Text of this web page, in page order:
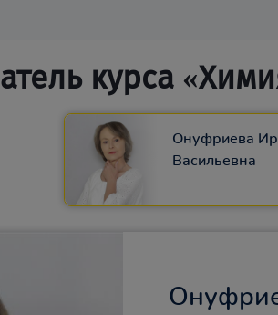
курса
Онуфриева
Васильевна